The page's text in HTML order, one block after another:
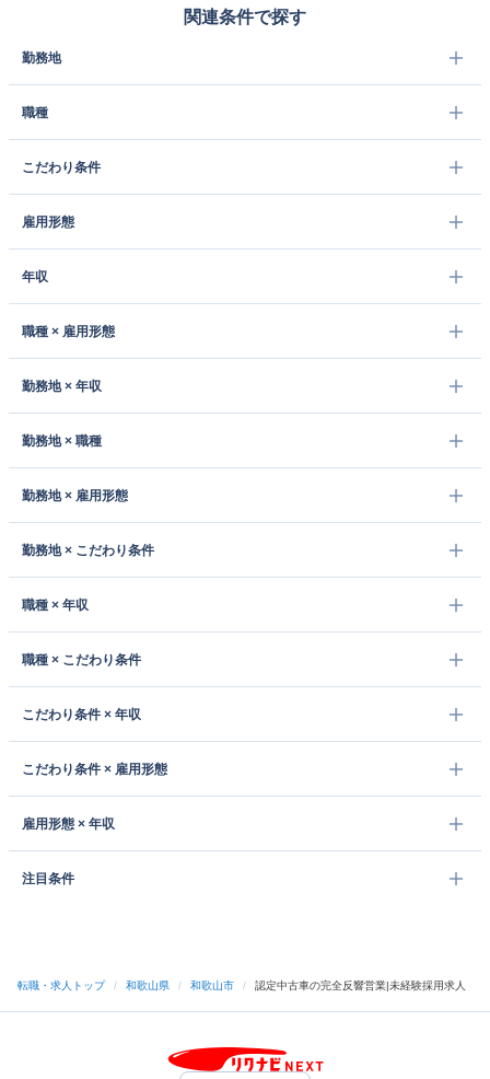
関連条件で探す
勤務地
職種
こだわり条件
雇用形態
年収
職種 × 雇用形態
勤務地 × 年収
勤務地 × 職種
勤務地 × 雇用形態
勤務地 × こだわり条件
職種 × 年収
職種 × こだわり条件
こだわり条件 × 年収
こだわり条件 × 雇用形態
雇用形態 × 年収
注目条件
転職・求人トップ / 和歌山県 / 和歌山市 / 認定中古車の完全反響営業|未経験採用求人